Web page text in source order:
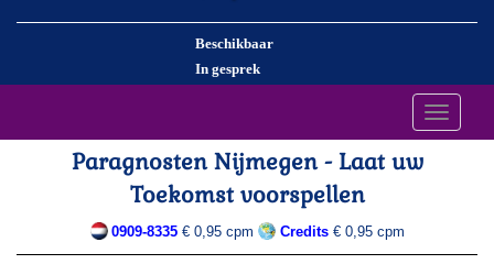
Beschikbaar
In gesprek
Toggle
Paragnosten Nijmegen - Laat uw
Toekomst voorspellen
0909-8335€ 0,95 cpm Credits€ 0,95 cpm